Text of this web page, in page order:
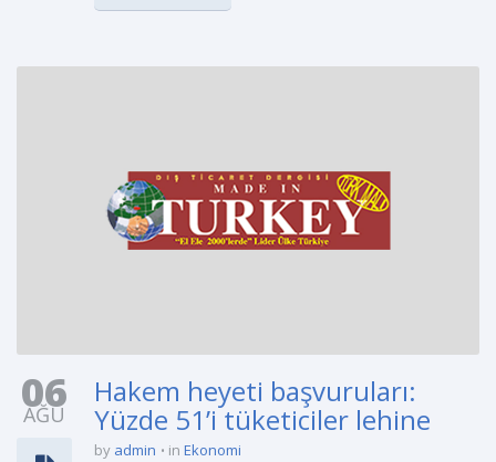
06
AĞU
Hakem heyeti başvuruları:
Yüzde 51’i tüketiciler lehine
by admin in Ekonomi